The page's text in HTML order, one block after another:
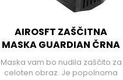
AIROSFT ZAŠČITNA
MASKA GUARDIAN ČRNA
Maska vam bo nudila zaščito za
celoten obraz. Je popolnoma